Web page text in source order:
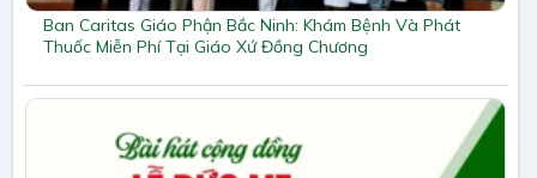
Ban Caritas Giáo Phận Bắc Ninh: Khám Bệnh Và Phát
Thuốc Miễn Phí Tại Giáo Xứ Đồng Chương